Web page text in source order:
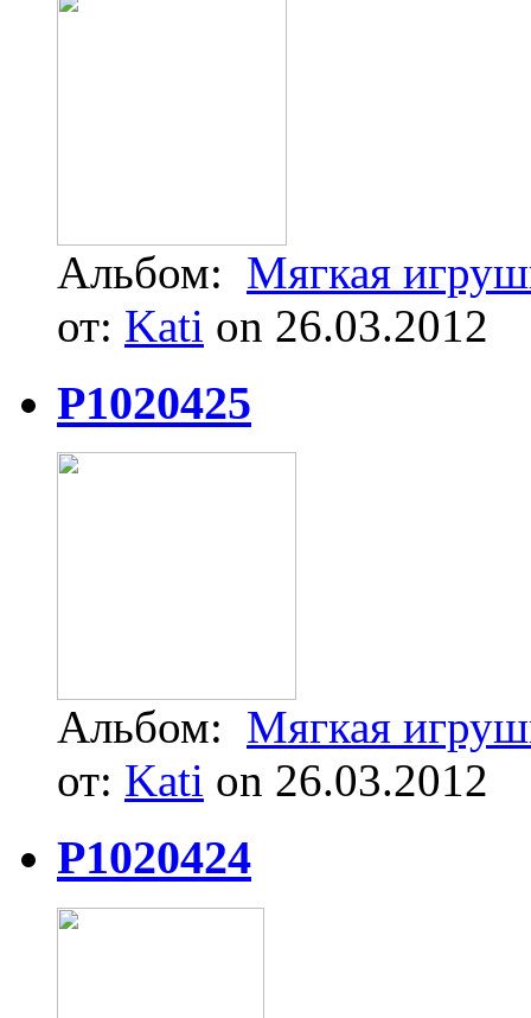
Альбом: Мягкая
от: Kati on 26.03.2012
P1020425
Альбом: Мягкая
от: Kati on 26.03.2012
P1020424